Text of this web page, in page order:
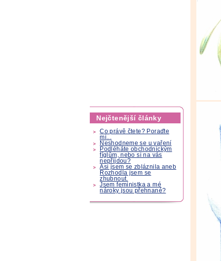
Nejčtenější články
Co právě čtete? Poraďte
mi...
Neshodneme se u vaření
Podléháte obchodnickým
fíglům, nebo si na vás
nepřijdou?
Asi jsem se zbláznila aneb
Rozhodla jsem se
zhubnout.
Jsem feministka a mé
nároky jsou přehnané?